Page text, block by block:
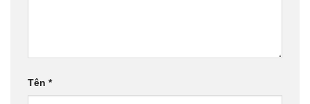
Tên *